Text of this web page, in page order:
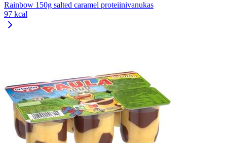
Rainbow 150g salted caramel proteiinivanukas
97 kcal